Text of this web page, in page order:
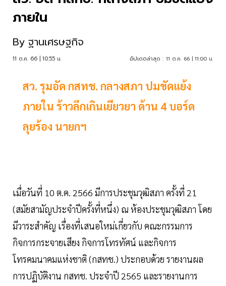
ภายใน
By ฐานเศรษฐกิจ
11 ต.ค. 66 | 10:55 น. อัปเดตล่าสุด : 11 ต.ค. 66 | 11:00 น.
สว. รุมอัด กสทช. กลางสภา ปมขัดแย้ง
ภายใน ร้าวลึกเกินเยียวยา ด้าน 4 บอร์ด
ลุยร้อง นายกฯ
เมื่อวันที่ 10 ต.ค. 2566 มีการประชุมวุฒิสภา ครั้งที่ 21
(สมัยสามัญประจำปีครั้งที่หนึ่ง) ณ ห้องประชุมวุฒิสภา โดย
มีวาระสำคัญ เรื่องที่เสนอใหม่เกี่ยวกับ คณะกรรมการ
กิจการกระจายเสียง กิจการโทรทัศน์ และกิจการ
โทรคมนาคมแห่งชาติ (กสทช.) ประกอบด้วย รายงานผล
การปฏิบัติงาน กสทช. ประจำปี 2565 และรายงานการ